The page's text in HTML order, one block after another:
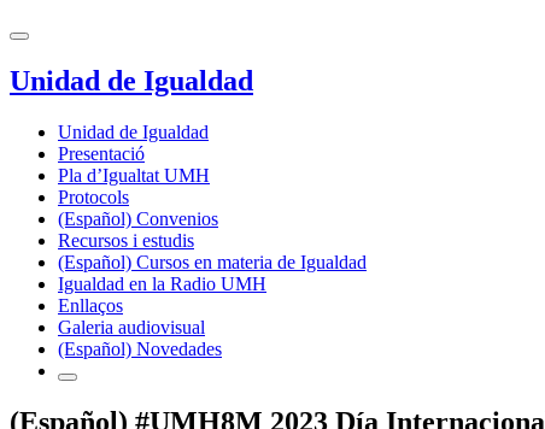
Unidad de Igualdad
Unidad de Igualdad
Presentació
Pla d’Igualtat UMH
Protocols
(Español) Convenios
Recursos i estudis
(Español) Cursos en materia de Igualdad
Igualdad en la Radio UMH
Enllaços
Galeria audiovisual
(Español) Novedades
(Español) #UMH8M 2023 Día